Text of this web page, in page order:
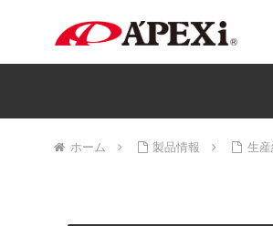
ホーム 製品情報 生